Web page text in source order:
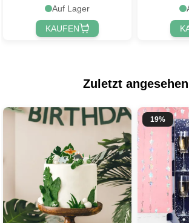
Auf Lager
KAUFEN
Zuletzt angesehen
19%